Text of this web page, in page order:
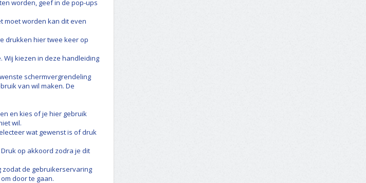
worden, geef in de pop-ups
moet worden kan dit even
drukken hier twee keer op
Wij kiezen in deze handleiding
schermvergrendeling
van wil maken. De
en kies of je hier gebruik
wil.
wat gewenst is of druk
op akkoord zodra je dit
zodat de gebruikerservaring
door te gaan.